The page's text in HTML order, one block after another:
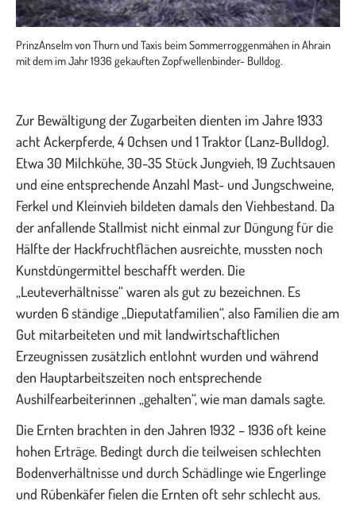
PrinzAnselm von Thurn und Taxis beim Sommerroggenmähen in Ahrain
mit dem im Jahr 1936 gekauften Zopfwellenbinder- Bulldog.
Zur Bewältigung der Zugarbeiten dienten im Jahre 1933
acht Ackerpferde, 4 Ochsen und 1 Traktor (Lanz-Bulldog).
Etwa 30 Milchkühe, 30-35 Stück Jungvieh, 19 Zuchtsauen
und eine entsprechende Anzahl Mast- und Jungschweine,
Ferkel und Kleinvieh bildeten damals den Viehbestand. Da
der anfallende Stallmist nicht einmal zur Düngung für die
Hälfte der Hackfruchtflächen ausreichte, mussten noch
Kunstdüngermittel beschafft werden. Die
„Leuteverhältnisse“ waren als gut zu bezeichnen. Es
wurden 6 ständige „Dieputatfamilien“, also Familien die am
Gut mitarbeiteten und mit landwirtschaftlichen
Erzeugnissen zusätzlich entlohnt wurden und während
den Hauptarbeitszeiten noch entsprechende
Aushilfearbeiterinnen „gehalten“, wie man damals sagte.
Die Ernten brachten in den Jahren 1932 – 1936 oft keine
hohen Erträge. Bedingt durch die teilweisen schlechten
Bodenverhältnisse und durch Schädlinge wie Engerlinge
und Rübenkäfer fielen die Ernten oft sehr schlecht aus.